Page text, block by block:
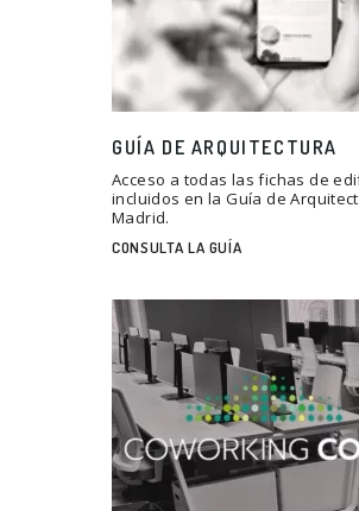
GUÍA DE ARQUITECTURA
Acceso a todas las fichas de
incluidos en la Guía de
Madrid.
CONSULTA LA GUÍA